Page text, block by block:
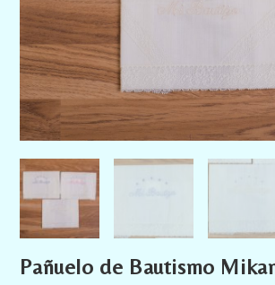
Pañuelo de Bautismo